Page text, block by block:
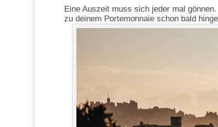
Eine Auszeit muss sich jeder mal
zu deinem Portemonnaie schon bald